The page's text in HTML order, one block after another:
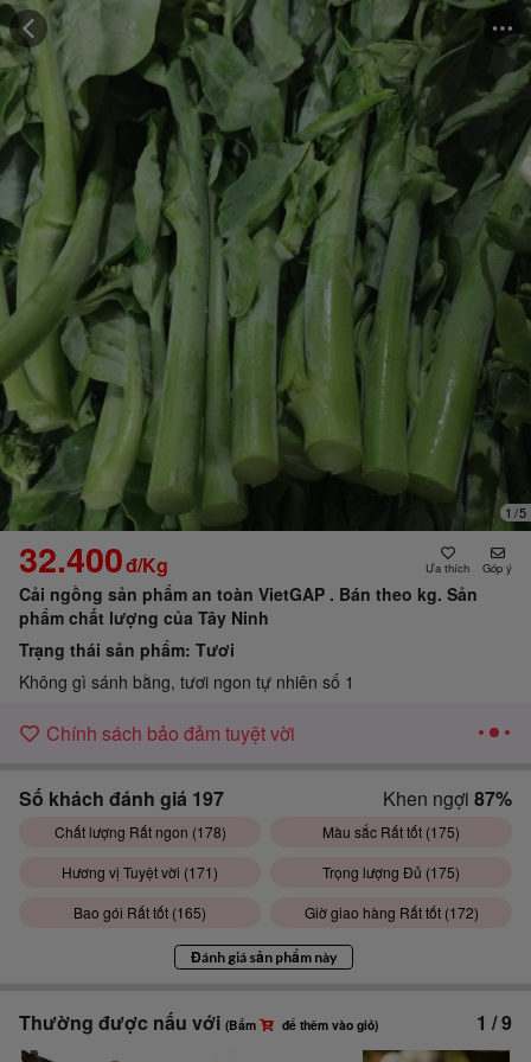
1 /5
Những người đã mua cảm thấy
"Hương vị tuyệt vời"
Những người đã mua đánh giá"Trọng lượng đủ"
32.400đ/Kg Góp ý
Cải ngồng sản phẩm an toàn VietGAP . Bán theo kg. Sản
phẩm chất lượng của Tây Ninh
Trạng thái sản phẩm: Tươi
Không gì sánh bằng, tươi ngon tự nhiên số 1
Chính sách bảo đảm tuyệt vời
Số khách đánh giá 197 Khen ngợi 87%
Chất lượng Rất ngon (178) Màu sắc Rất tốt (175)
Hương vị Tuyệt vời (171) Trọng lượng Đủ (175)
Bao gói Rất tốt (165) Giờ giao hàng Rất tốt (172)
Đánh giá sản phẩm này
Thường được nấu với (Bấm để thêm vào giỏ) 1 /9